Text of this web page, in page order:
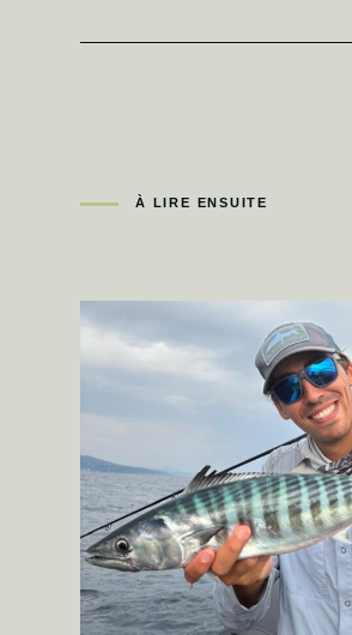
À LIRE ENSUITE